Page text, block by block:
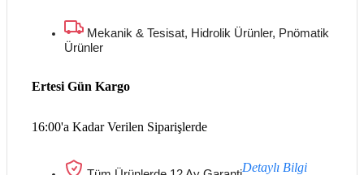
Mekanik & Tesisat, Hidrolik Ürünler, Pnömatik
Ürünler
16:00'a Kadar Verilen Siparişlerde
Ertesi Gün Kargo
Detaylı Bilgi